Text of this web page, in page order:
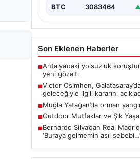
BTC 3083464
Son Eklenen Haberler
■Antalya’daki yolsuzluk
yeni gözaltı
■Victor Osimhen,
geleceğiyle ilgili kararını
■Muğla Yatağan’da orman
■Outdoor Mutfaklar ve Şık
■Bernardo Silva’dan Real Madrid
‘Buraya gelmemin asıl sebebi…’